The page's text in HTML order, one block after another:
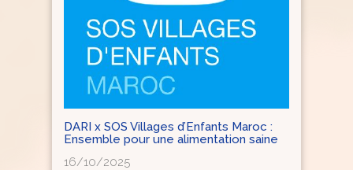
DARI x SOS Villages d’Enfants Maroc :
Ensemble pour une alimentation saine
16/10/2025